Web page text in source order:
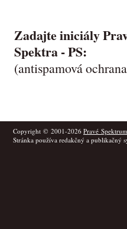
Zadajte iniciály
Spektra -PS:
(antispamová
Copyright © 2001-2026 Pravé Spektrum
Stránka používa redakčný a publikačný